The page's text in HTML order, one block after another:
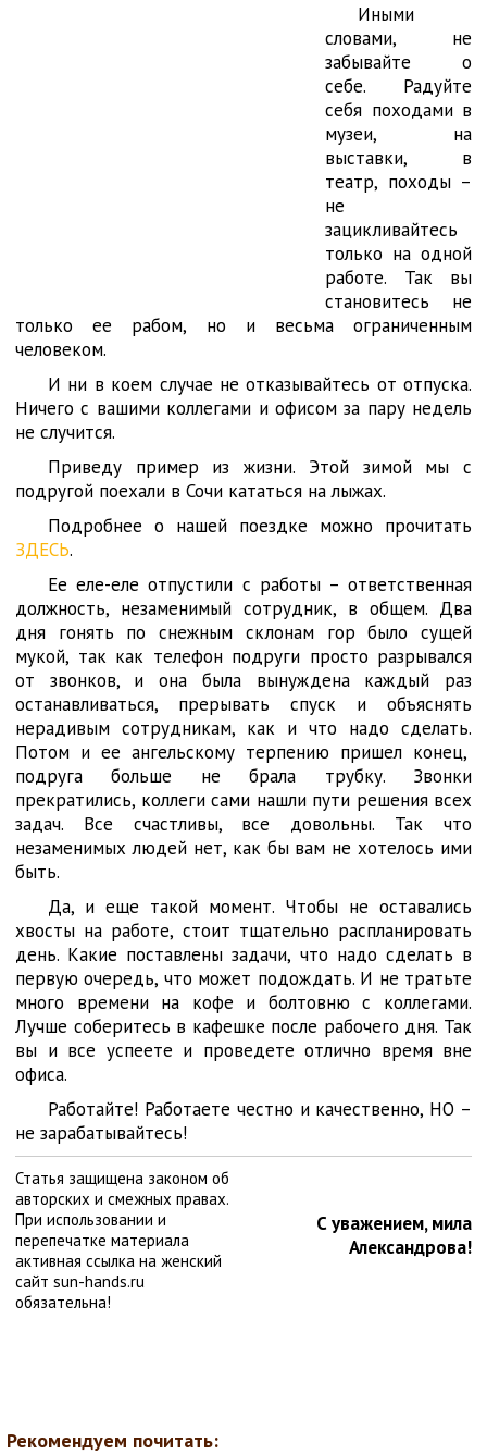
Иными
словами, не
забывайте о
себе. Радуйте
себя походами в
музеи, на
выставки, в
театр, походы –
не
зацикливайтесь
только на одной
работе. Так вы
становитесь не
только ее рабом, но и весьма ограниченным
человеком.
И ни в коем случае не отказывайтесь от отпуска.
Ничего с вашими коллегами и офисом за пару недель
не случится.
Приведу пример из жизни. Этой зимой мы с
подругой поехали в Сочи кататься на лыжах.
Подробнее о нашей поездке можно прочитать
ЗДЕСЬ.
Ее еле-еле отпустили с работы – ответственная
должность, незаменимый сотрудник, в общем. Два
дня гонять по снежным склонам гор было сущей
мукой, так как телефон подруги просто разрывался
от звонков, и она была вынуждена каждый раз
останавливаться, прерывать спуск и объяснять
нерадивым сотрудникам, как и что надо сделать.
Потом и ее ангельскому терпению пришел конец,
подруга больше не брала трубку. Звонки
прекратились, коллеги сами нашли пути решения всех
задач. Все счастливы, все довольны. Так что
незаменимых людей нет, как бы вам не хотелось ими
быть.
Да, и еще такой момент. Чтобы не оставались
хвосты на работе, стоит тщательно распланировать
день. Какие поставлены задачи, что надо сделать в
первую очередь, что может подождать. И не тратьте
много времени на кофе и болтовню с коллегами.
Лучше соберитесь в кафешке после рабочего дня. Так
вы и все успеете и проведете отлично время вне
офиса.
Работайте! Работаете честно и качественно, НО –
не зарабатывайтесь!
Статья защищена законом об
авторских и смежных правах.
При использовании и
перепечатке материала
активная ссылка на женский
сайт sun-hands.ru
обязательна!
С уважением, мила
Александрова!
Рекомендуем почитать: